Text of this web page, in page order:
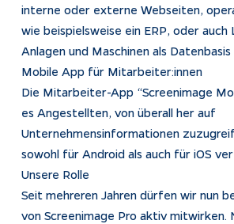
interne oder externe Webseiten,
wie beispielsweise ein ERP, oder
Anlagen und Maschinen als
Mobile App für Mitarbeiter:innen
Die Mitarbeiter-App “Screenimage
es Angestellten, von überall her auf
Unternehmensinformationen
sowohl für Android als auch für iOS
Unsere Rolle
Seit mehreren Jahren dürfen wir nun
von Screenimage Pro aktiv mitwirken.